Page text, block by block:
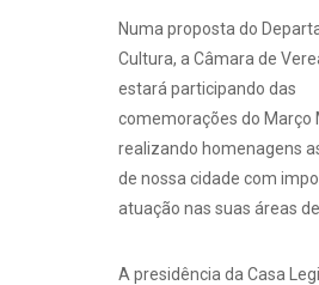
Numa proposta do
Cultura, a Câmara de
estará participando das
comemorações do Março
realizando homenagens
de nossa cidade com
atuação nas suas áreas
A presidência da Casa